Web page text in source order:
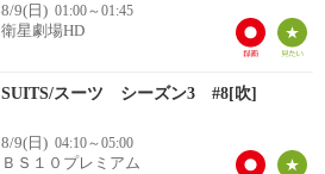
8/9(日) 01:00～01:45
衛星劇場HD
SUITS/スーツ シーズン3 #8[吹]
8/9(日) 04:10～05:00
ＢＳ１０プレミアム